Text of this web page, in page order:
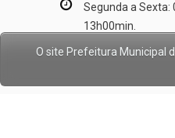
Segunda a Sexta:
13h00min.
O site Prefeitura Municipal